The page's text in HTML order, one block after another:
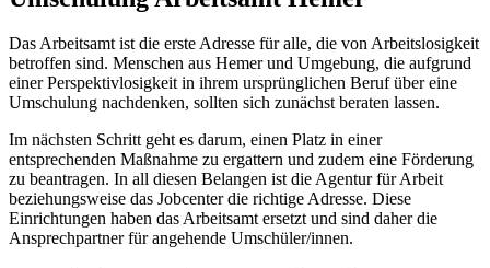
Das Arbeitsamt ist die erste Adresse für alle, die von Arbeitslosigkeit
betroffen sind. Menschen aus Hemer und Umgebung, die aufgrund
einer Perspektivlosigkeit in ihrem ursprünglichen Beruf über eine
Umschulung nachdenken, sollten sich zunächst beraten lassen.
Im nächsten Schritt geht es darum, einen Platz in einer
entsprechenden Maßnahme zu ergattern und zudem eine Förderung
zu beantragen. In all diesen Belangen ist die Agentur für Arbeit
beziehungsweise das Jobcenter die richtige Adresse. Diese
Einrichtungen haben das Arbeitsamt ersetzt und sind daher die
Ansprechpartner für angehende Umschüler/innen.